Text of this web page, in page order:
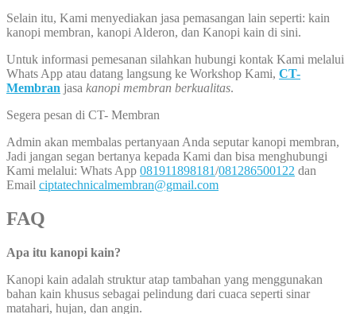
Selain itu, Kami menyediakan jasa pemasangan lain seperti: kain
kanopi membran, kanopi Alderon, dan Kanopi kain di sini.
Untuk informasi pemesanan silahkan hubungi kontak Kami melalui
Whats App atau datang langsung ke Workshop Kami, CT-
Membran jasa kanopi membran berkualitas.
Segera pesan di CT- Membran
Admin akan membalas pertanyaan Anda seputar kanopi membran,
Jadi jangan segan bertanya kepada Kami dan bisa menghubungi
Kami melalui: Whats App 081911898181/081286500122 dan
Email ciptatechnicalmembran@gmail.com
FAQ
Apa itu kanopi kain?
Kanopi kain adalah struktur atap tambahan yang menggunakan
bahan kain khusus sebagai pelindung dari cuaca seperti sinar
matahari, hujan, dan angin.